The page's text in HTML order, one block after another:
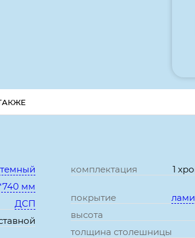
мм
ДСП
комплектация
1
покрытие
высота
толщина столешницы